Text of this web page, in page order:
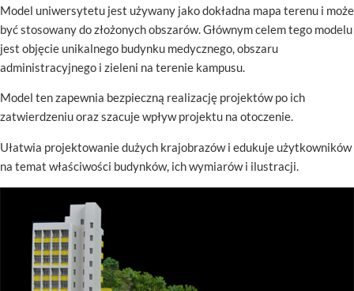
Model uniwersytetu jest używany jako dokładna mapa terenu i może
być stosowany do złożonych obszarów. Głównym celem tego modelu
jest objęcie unikalnego budynku medycznego, obszaru
administracyjnego i zieleni na terenie kampusu.
Model ten zapewnia bezpieczną realizację projektów po ich
zatwierdzeniu oraz szacuje wpływ projektu na otoczenie.
Ułatwia projektowanie dużych krajobrazów i edukuje użytkowników
na temat właściwości budynków, ich wymiarów i ilustracji.